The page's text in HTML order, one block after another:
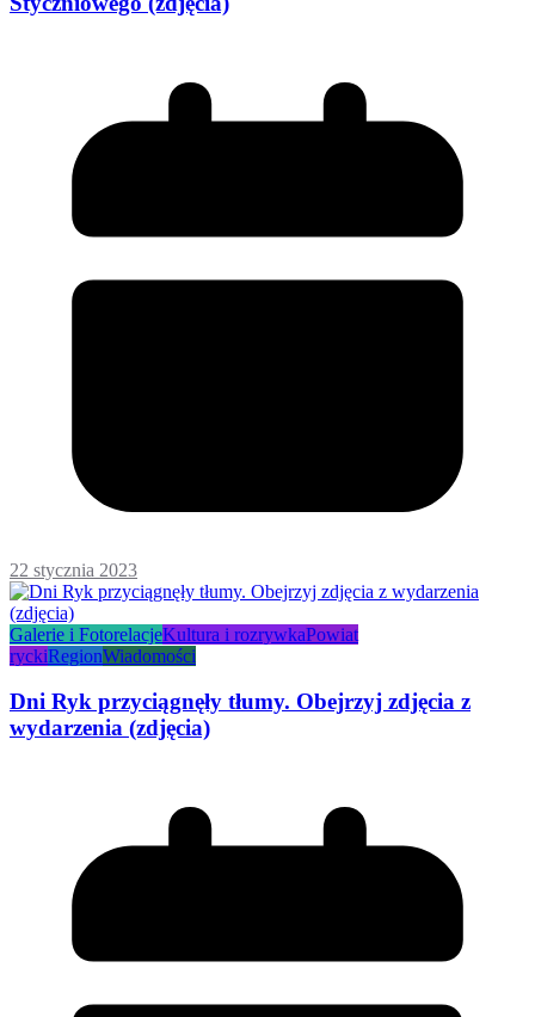
22 stycznia 2023
Galerie i FotorelacjeKultura i rozrywkaPowiat
ryckiRegionWiadomości
Dni Ryk przyciągnęły tłumy. Obejrzyj zdjęcia z
wydarzenia (zdjęcia)